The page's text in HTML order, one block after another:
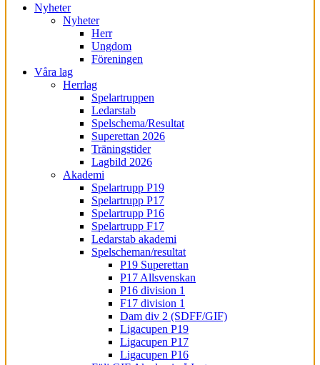
Nyheter
Nyheter
Herr
Ungdom
Föreningen
Våra lag
Herrlag
Spelartruppen
Ledarstab
Spelschema/Resultat
Superettan 2026
Träningstider
Lagbild 2026
Akademi
Spelartrupp P19
Spelartrupp P17
Spelartrupp P16
Spelartrupp F17
Ledarstab akademi
Spelscheman/resultat
P19 Superettan
P17 Allsvenskan
P16 division 1
F17 division 1
Dam div 2 (SDFF/GIF)
Ligacupen P19
Ligacupen P17
Ligacupen P16